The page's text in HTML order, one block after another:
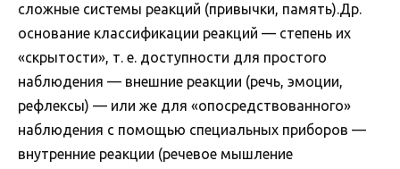
сложные системы реакций (привычки, память).Др.
основание классификации реакций — степень их
«скрытости», т. е. доступности для простого
наблюдения — внешние реакции (речь, эмоции,
рефлексы) — или же для «опосредствованного»
наблюдения с помощью специальных приборов —
внутренние реакции (речевое мышление